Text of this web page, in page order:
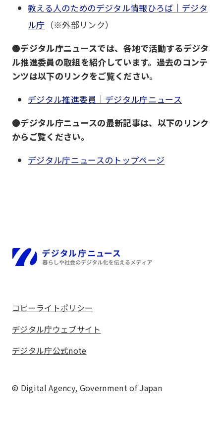
教える人のためのデジタル情報ひろば｜デジタ
ル庁 （※外部リンク）
●デジタル庁ニュースでは、各地で活動するデジタ
ル推進委員の取組を紹介しています。過去のコンテ
ンツは以下のリンクをご覧ください。
デジタル推進委員｜デジタル庁ニュース
●デジタル庁ニュースの最新記事は、以下のリンク
からご覧ください。
デジタル庁ニュースのトップページ
ホーム
コピーライトポリシー
デジタル庁ウェブサイト
デジタル庁公式note
© Digital Agency, Government of Japan